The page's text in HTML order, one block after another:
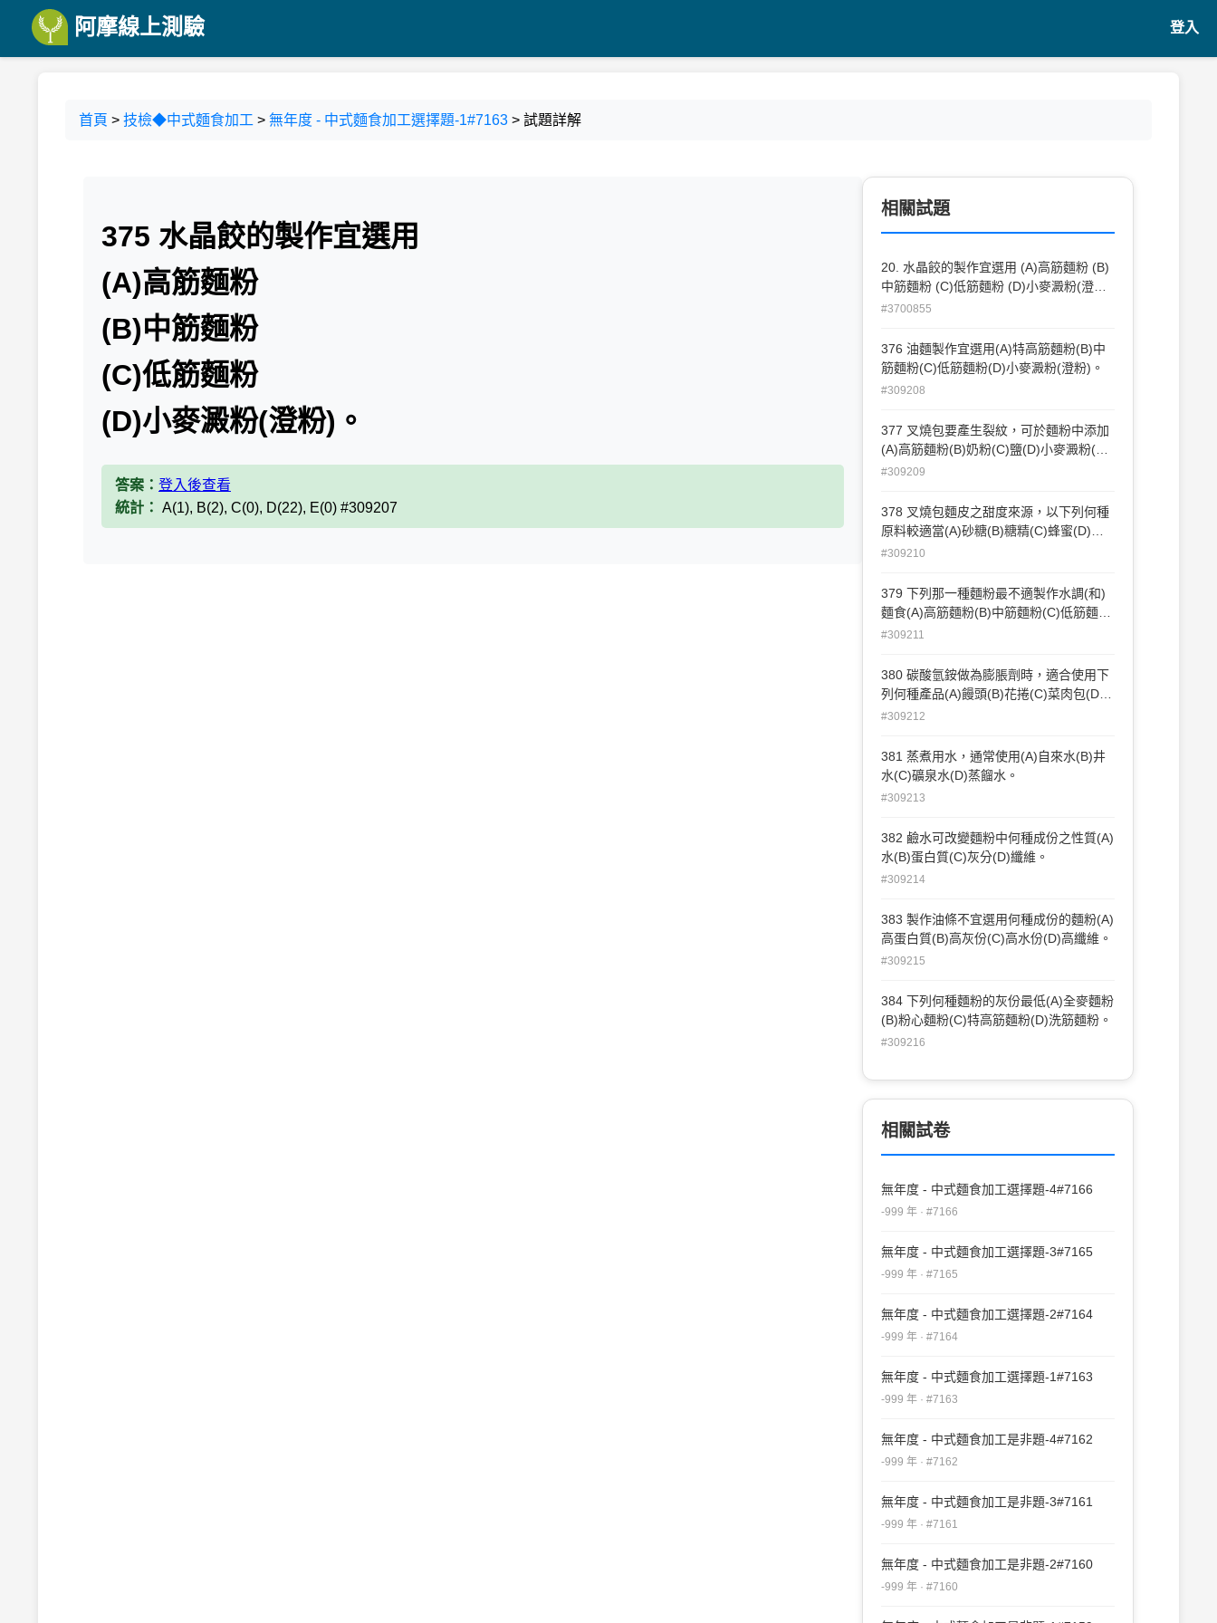
阿摩線上測驗 登入
首頁 > 技檢◆中式麵食加工 > 無年度 - 中式麵食加工選擇題-1#7163 > 試題詳解
375 水晶餃的製作宜選用
(A)高筋麵粉
(B)中筋麵粉
(C)低筋麵粉
(D)小麥澱粉(澄粉)。
答案： 登入後查看
統計： A(1), B(2), C(0), D(22), E(0) #309207
相關試題
20. 水晶餃的製作宜選用 (A)高筋麵粉 (B)
中筋麵粉 (C)低筋麵粉 (D)小麥澱粉(澄粉)
。
#3700855
376 油麵製作宜選用(A)特高筋麵粉(B)中
筋麵粉(C)低筋麵粉(D)小麥澱粉(澄粉)。
#309208
377 叉燒包要產生裂紋，可於麵粉中添加
(A)高筋麵粉(B)奶粉(C)鹽(D)小麥澱粉(澄
粉)。 11
#309209
378 叉燒包麵皮之甜度來源，以下列何種
原料較適當(A)砂糖(B)糖精(C)蜂蜜(D)轉
化糖漿。
#309210
379 下列那一種麵粉最不適製作水調(和)
麵食(A)高筋麵粉(B)中筋麵粉(C)低筋麵粉
(D)全麥麵粉。
#309211
380 碳酸氫銨做為膨脹劑時，適合使用下
列何種產品(A)饅頭(B)花捲(C)菜肉包(D)
沙琪瑪。
#309212
381 蒸煮用水，通常使用(A)自來水(B)井
水(C)礦泉水(D)蒸餾水。
#309213
382 鹼水可改變麵粉中何種成份之性質(A)
水(B)蛋白質(C)灰分(D)纖維。
#309214
383 製作油條不宜選用何種成份的麵粉(A)
高蛋白質(B)高灰份(C)高水份(D)高纖維。
#309215
384 下列何種麵粉的灰份最低(A)全麥麵粉
(B)粉心麵粉(C)特高筋麵粉(D)洗筋麵粉。
#309216
相關試卷
無年度 - 中式麵食加工選擇題-4#7166
-999 年 · #7166
無年度 - 中式麵食加工選擇題-3#7165
-999 年 · #7165
無年度 - 中式麵食加工選擇題-2#7164
-999 年 · #7164
無年度 - 中式麵食加工選擇題-1#7163
-999 年 · #7163
無年度 - 中式麵食加工是非題-4#7162
-999 年 · #7162
無年度 - 中式麵食加工是非題-3#7161
-999 年 · #7161
無年度 - 中式麵食加工是非題-2#7160
-999 年 · #7160